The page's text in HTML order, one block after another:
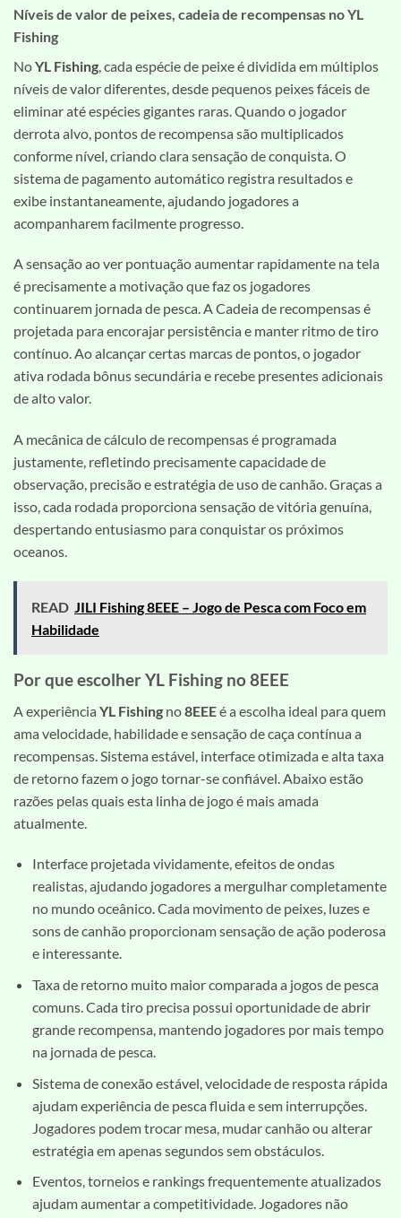
Níveis de valor de peixes, cadeia de recompensas no YL
Fishing
NoYL Fishing , cada espécie de peixe é dividida em múltiplos
níveis de valor diferentes, desde pequenos peixes fáceis de
eliminar até espécies gigantes raras. Quando o jogador
derrota alvo, pontos de recompensa são multiplicados
conforme nível, criando clara sensação de conquista. O
sistema de pagamento automático registra resultados e
exibe instantaneamente, ajudando jogadores a
acompanharem facilmente progresso.
A sensação ao ver pontuação aumentar rapidamente na tela
é precisamente a motivação que faz os jogadores
continuarem jornada de pesca. A Cadeia de recompensas é
projetada para encorajar persistência e manter ritmo de tiro
contínuo. Ao alcançar certas marcas de pontos, o jogador
ativa rodada bônus secundária e recebe presentes adicionais
de alto valor.
A mecânica de cálculo de recompensas é programada
justamente, refletindo precisamente capacidade de
observação, precisão e estratégia de uso de canhão. Graças a
isso, cada rodada proporciona sensação de vitória genuína,
despertando entusiasmo para conquistar os próximos
oceanos.
READ JILI Fishing 8EEE – Jogo de Pesca com Foco em
Habilidade
Por que escolher YL Fishing no 8EEE
A experiência YL Fishing no8EEEé a escolha ideal para quem
ama velocidade, habilidade e sensação de caça contínua a
recompensas. Sistema estável, interface otimizada e alta taxa
de retorno fazem o jogo tornar-se confiável. Abaixo estão
razões pelas quais esta linha de jogo é mais amada
atualmente.
Interface projetada vividamente, efeitos de ondas
realistas, ajudando jogadores a mergulhar completamente
no mundo oceânico. Cada movimento de peixes, luzes e
sons de canhão proporcionam sensação de ação poderosa
e interessante.
Taxa de retorno muito maior comparada a jogos de pesca
comuns. Cada tiro precisa possui oportunidade de abrir
grande recompensa, mantendo jogadores por mais tempo
na jornada de pesca.
Sistema de conexão estável, velocidade de resposta rápida
ajudam experiência de pesca fluida e sem interrupções.
Jogadores podem trocar mesa, mudar canhão ou alterar
estratégia em apenas segundos sem obstáculos.
Eventos, torneios e rankings frequentemente atualizados
ajudam aumentar a competitividade. Jogadores não